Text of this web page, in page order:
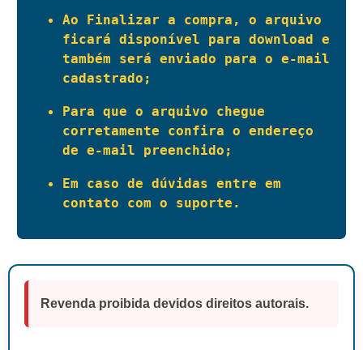
Ao Finalizar a compra, o arquivo
ficará disponível para download e
também será enviado para o e-mail
cadastrado;
Para que o arquivo chegue
corretamente confira o endereço
de e-mail preenchido;
Em caso de dúvidas entre em
contato com o suporte.
Revenda proibida devidos direitos autorais.